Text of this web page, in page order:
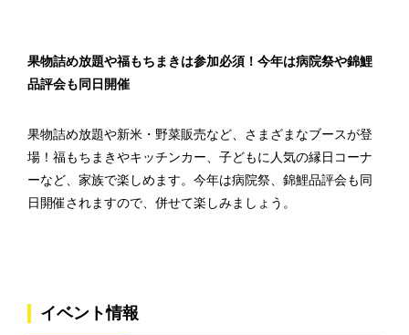
果物詰め放題や福もちまきは参加必須！今年は病院祭や錦鯉
品評会も同日開催
果物詰め放題や新米・野菜販売など、さまざまなブースが登
場！福もちまきやキッチンカー、子どもに人気の縁日コーナ
ーなど、家族で楽しめます。今年は病院祭、錦鯉品評会も同
日開催されますので、併せて楽しみましょう。
イベント情報